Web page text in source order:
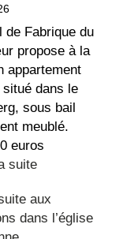
de Fabrique du
propose à la
appartement
situé dans le
sous bail
meublé.
euros
suite:
à
louer
aux
dans l’église